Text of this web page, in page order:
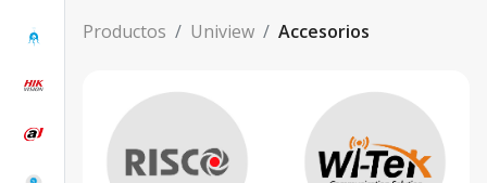
Productos Uniview Accesorios